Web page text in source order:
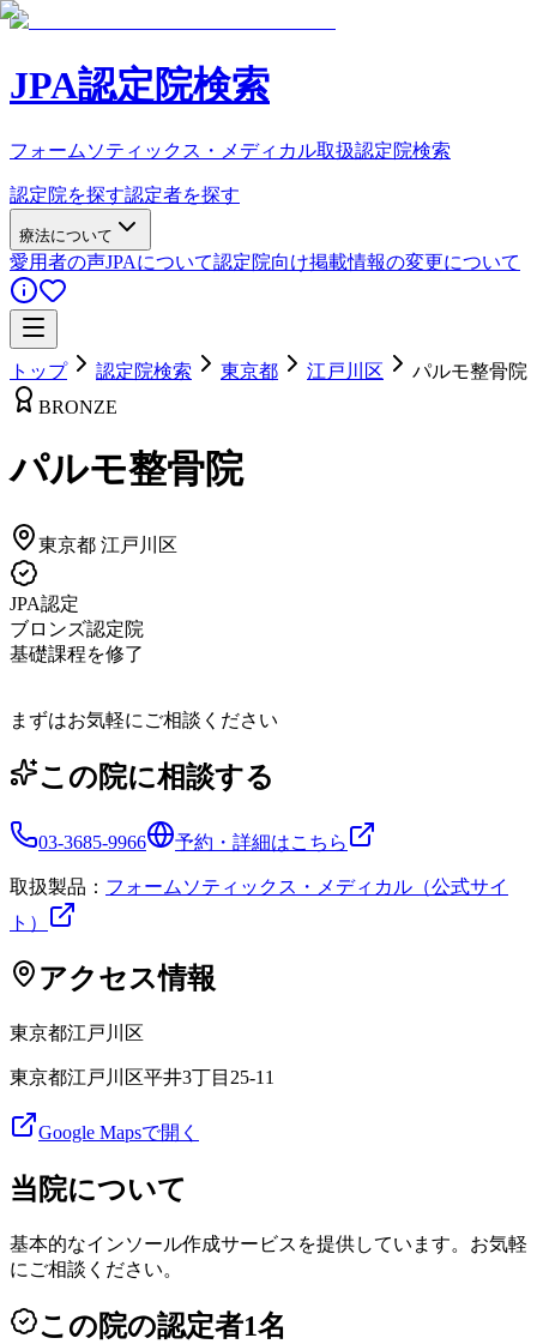
JPA認定院検索
フォームソティックス・メディカル取扱認定院検索
認定院を探す認定者を探す
療法について
愛用者の声JPAについて認定院向け掲載情報の変更について
トップ 認定院検索 東京都 江戸川区
パルモ整骨院
BRONZE
パルモ整骨院
東京都 江戸川区
JPA認定
ブロンズ認定院
基礎課程を修了
まずはお気軽にご相談ください
この院に相談する
03-3685-9966 予約・詳細はこちら
取扱製品： フォームソティックス・メディカル（公式サイ
ト）
アクセス情報
東京都江戸川区
東京都江戸川区平井3丁目25-11
Google Mapsで開く
当院について
基本的なインソール作成サービスを提供しています。お気軽
にご相談ください。
この院の認定者1名